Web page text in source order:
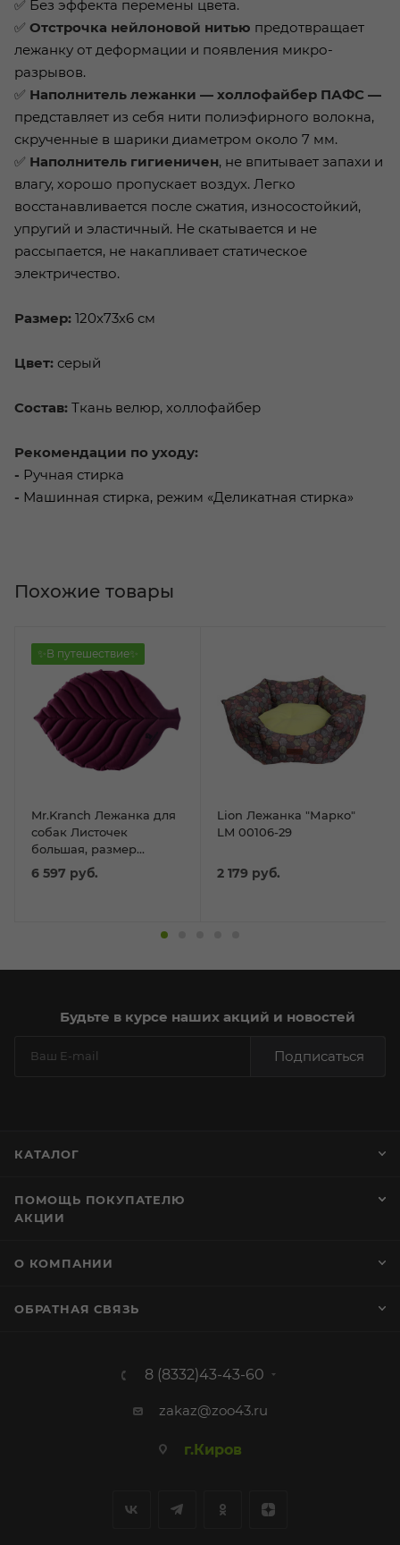
✅ Без эффекта перемены цвета.
✅ Отстрочка нейлоновой нитью предотвращает
лежанку от деформации и появления микро-
разрывов.
✅ Наполнитель лежанки — холлофайбер ПАФС —
представляет из себя нити полиэфирного волокна,
скрученные в шарики диаметром около 7 мм.
✅ Наполнитель гигиеничен, не впитывает запахи и
влагу, хорошо пропускает воздух. Легко
восстанавливается после сжатия, износостойкий,
упругий и эластичный. Не скатывается и не
рассыпается, не накапливает статическое
электричество.
Размер: 120х73х6 см
Цвет: серый
Состав: Ткань велюр, холлофайбер
Рекомендации по уходу:
- Ручная стирка
- Машинная стирка, режим «Деликатная стирка»
✨В путешествие✨
Mr.Kranch Лежанка для
собак Листочек
большая, размер
120х73х6см, фиолетовая
6 597 руб.
Lion Лежанка "Марко"
LM 00106-29
2 179 руб.
Похожие товары
Будьте в курсе наших акций и новостей
Подписаться
КАТАЛОГ
ПОМОЩЬ ПОКУПАТЕЛЮ
АКЦИИ
О КОМПАНИИ
ОБРАТНАЯ СВЯЗЬ
8 (8332)43-43-60
zakaz@zoo43.ru
г.Киров